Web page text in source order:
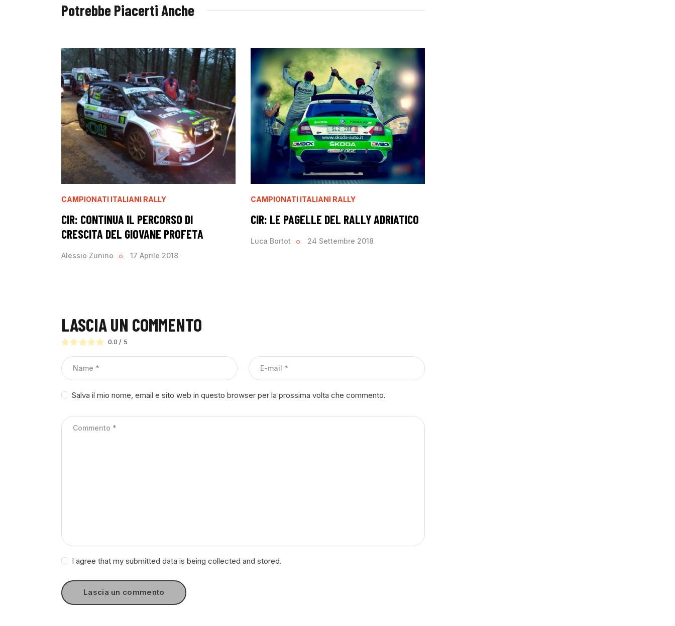
Potrebbe Piacerti Anche
CAMPIONATI ITALIANI RALLY
CIR: CONTINUA IL PERCORSO DI
CRESCITA DEL GIOVANE PROFETA
Alessio Zunino 17 Aprile 2018
CAMPIONATI ITALIANI RALLY
CIR: LE PAGELLE DEL RALLY ADRIATICO
Luca Bortot 24 Settembre 2018
LASCIA UN COMMENTO
0.0 / 5
Salva il mio nome, email e sito web in questo browser per la prossima volta che commento.
I agree that my submitted data is being collected and stored.